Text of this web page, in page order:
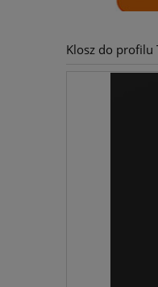
Klosz do profilu